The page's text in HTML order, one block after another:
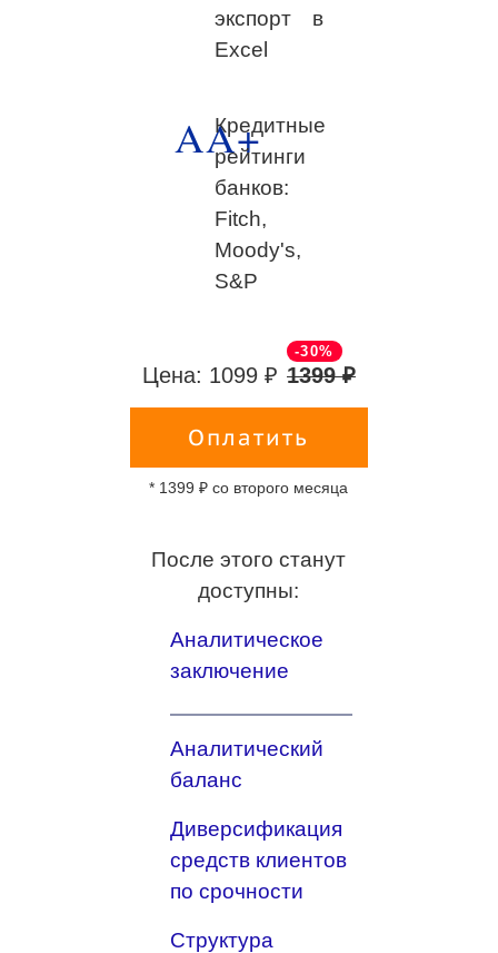
экспорт в
Excel
AA+
Кредитные
рейтинги
банков:
Fitch,
Moody's,
S&P
Цена: 1099 ₽ 1399 ₽
-30%
Оплатить
* 1399 ₽ со второго месяца
После этого станут
доступны:
Аналитическое
заключение
Аналитический
баланс
Диверсификация
средств клиентов
по срочности
Структура